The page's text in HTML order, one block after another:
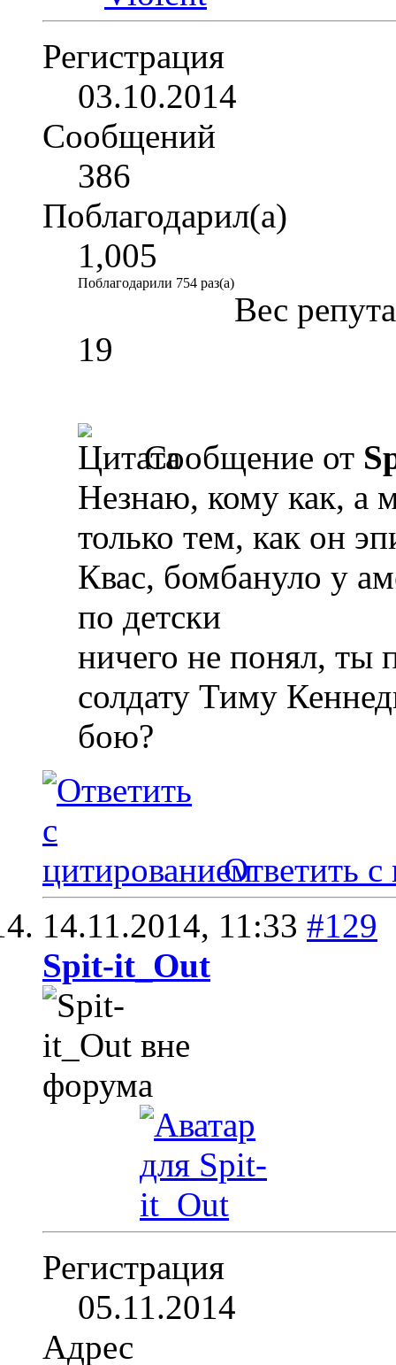
Регистрация
03.10.2014
Сообщений
386
Поблагодарил(а)
1,005
Поблагодарили 754 раз(а)
Вес
19
Сообщение от
Незнаю, кому как, а
только тем, как он
Квас, бомбануло у
по детски
ничего не понял, ты
солдату Тиму
бою?
Ответить с
14.11.2014, 11:33 #129
Spit-it_Out
Регистрация
05.11.2014
Адрес